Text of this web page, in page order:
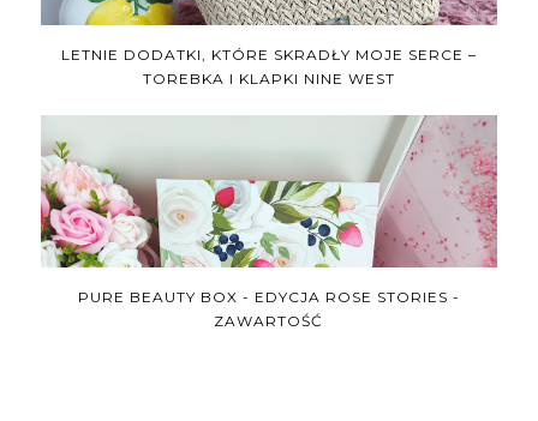
LETNIE DODATKI, KTÓRE SKRADŁY MOJE SERCE –
TOREBKA I KLAPKI NINE WEST
PURE BEAUTY BOX - EDYCJA ROSE STORIES -
ZAWARTOŚĆ